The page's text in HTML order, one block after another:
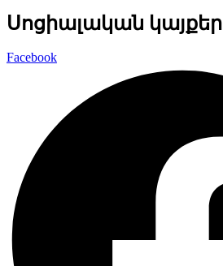
Սոցիալական կայքեր
Facebook